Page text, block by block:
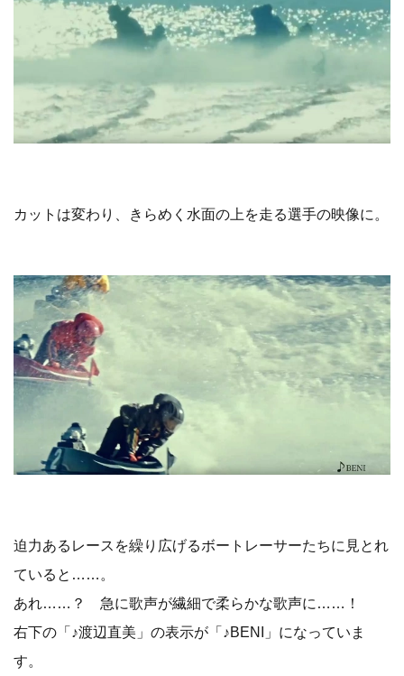
カットは変わり、きらめく水面の上を走る選手の映像に。
迫力あるレースを繰り広げるボートレーサーたちに見とれ
ていると……。
あれ……？ 急に歌声が繊細で柔らかな歌声に……！
右下の「♪渡辺直美」の表示が「♪BENI」になっていま
す。